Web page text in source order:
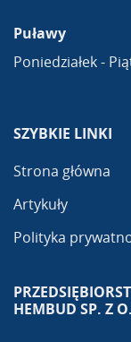
Puławy
Poniedziałek -
SZYBKIE LINKI
Strona główna
Artykuły
Polityka
HEMBUD SP. Z